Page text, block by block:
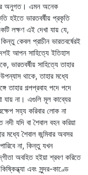
অনুগত। এমন অনেক
হইতে ভারতবর্ষীয় প্রকৃতি
লক্ষণ এই দেখা যায় যে,
কেবল প্রাচীন ভারতবর্ষেরই
আপন সাহিত্যে ইতিহাস
ভারতবর্ষীয় সাহিত্যে তাহার
থাকে, তাহার মধ্যে
তাহার গল্পপ্রবাহ পদে পদে
যায় না। এগুলি মূল কাব্যের
সহ্য করিবার লোক না
যদি বা শৈবাল বহন করিয়া
মধ্যে শৈবাল জন্মিবার অবসর
না, কিন্তু যখন
অবহিত হইয়া শ্রবণ করিতে
এবং সুন্দর-কাণ্ডে